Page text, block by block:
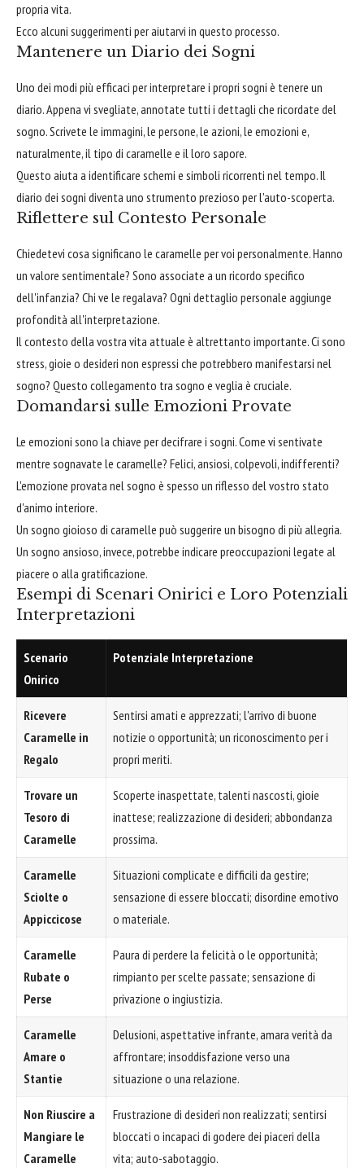
propria vita.
Ecco alcuni suggerimenti per aiutarvi in questo processo.
Mantenere un Diario dei Sogni
Uno dei modi più efficaci per interpretare i propri sogni è tenere un
diario. Appena vi svegliate, annotate tutti i dettagli che ricordate del
sogno. Scrivete le immagini, le persone, le azioni, le emozioni e,
naturalmente, il tipo di caramelle e il loro sapore.
Questo aiuta a identificare schemi e simboli ricorrenti nel tempo. Il
diario dei sogni diventa uno strumento prezioso per l'auto-scoperta.
Riflettere sul Contesto Personale
Chiedetevi cosa significano le caramelle per voi personalmente. Hanno
un valore sentimentale? Sono associate a un ricordo specifico
dell'infanzia? Chi ve le regalava? Ogni dettaglio personale aggiunge
profondità all'interpretazione.
Il contesto della vostra vita attuale è altrettanto importante. Ci sono
stress, gioie o desideri non espressi che potrebbero manifestarsi nel
sogno? Questo collegamento tra sogno e veglia è cruciale.
Domandarsi sulle Emozioni Provate
Le emozioni sono la chiave per decifrare i sogni. Come vi sentivate
mentre sognavate le caramelle? Felici, ansiosi, colpevoli, indifferenti?
L'emozione provata nel sogno è spesso un riflesso del vostro stato
d'animo interiore.
Un sogno gioioso di caramelle può suggerire un bisogno di più allegria.
Un sogno ansioso, invece, potrebbe indicare preoccupazioni legate al
piacere o alla gratificazione.
Esempi di Scenari Onirici e Loro Potenziali
Interpretazioni
Scenario
Onirico
Potenziale Interpretazione
Ricevere
Caramelle in
Regalo
Sentirsi amati e apprezzati; l'arrivo di buone
notizie o opportunità; un riconoscimento per i
propri meriti.
Trovare un
Tesoro di
Caramelle
Scoperte inaspettate, talenti nascosti, gioie
inattese; realizzazione di desideri; abbondanza
prossima.
Caramelle
Sciolte o
Appiccicose
Situazioni complicate e difficili da gestire;
sensazione di essere bloccati; disordine emotivo
o materiale.
Caramelle
Rubate o
Perse
Paura di perdere la felicità o le opportunità;
rimpianto per scelte passate; sensazione di
privazione o ingiustizia.
Caramelle
Amare o
Stantie
Delusioni, aspettative infrante, amara verità da
affrontare; insoddisfazione verso una
situazione o una relazione.
Non Riuscire a
Mangiare le
Caramelle
Frustrazione di desideri non realizzati; sentirsi
bloccati o incapaci di godere dei piaceri della
vita; auto-sabotaggio.